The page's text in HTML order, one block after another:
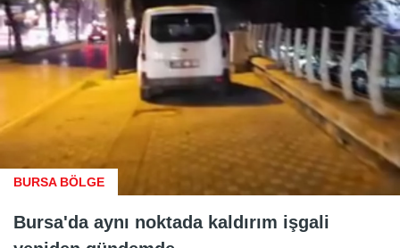
BURSA BÖLGE
Bursa'da aynı noktada kaldırım işgali